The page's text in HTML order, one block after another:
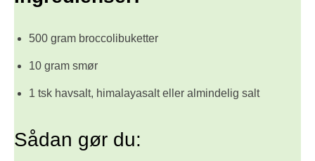
500 gram broccolibuketter
10 gram smør
1 tsk havsalt, himalayasalt eller almindelig salt
Sådan gør du: